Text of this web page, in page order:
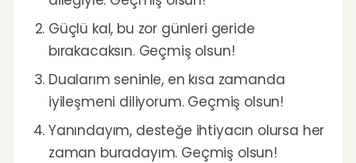
Güçlü kal, bu zor günleri geride
bırakacaksın. Geçmiş olsun!
Dualarım seninle, en kısa zamanda
iyileşmeni diliyorum. Geçmiş olsun!
Yanındayım, desteğe ihtiyacın olursa her
zaman buradayım. Geçmiş olsun!